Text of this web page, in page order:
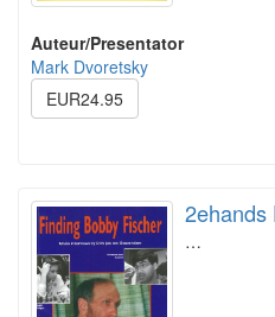
Auteur/Presentator
Mark Dvoretsky
EUR24.95
2ehands
…